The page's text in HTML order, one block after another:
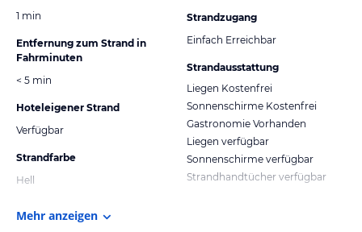
1 min
Entfernung zum Strand in
Fahrminuten
< 5 min
Hoteleigener Strand
Verfügbar
Strandfarbe
Hell
Strandzugang
Einfach Erreichbar
Strandausstattung
Liegen Kostenfrei
Sonnenschirme Kostenfrei
Gastronomie Vorhanden
Liegen verfügbar
Sonnenschirme verfügbar
Strandhandtücher verfügbar
Mehr anzeigen